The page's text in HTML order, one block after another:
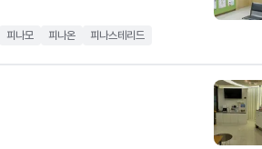
피나모 피나온 피나스테리드